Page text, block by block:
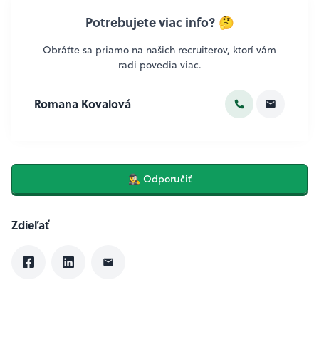
Potrebujete viac info? 🤔
Obráťte sa priamo na našich recruiterov, ktorí vám
radi povedia viac.
Romana Kovalová
🕵️‍♀️ Odporučiť
Zdieľať